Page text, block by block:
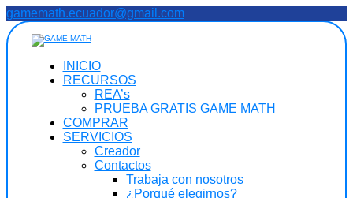
Saltar
al
contenido
gamemath.ecuador@gmail.com
INICIO
RECURSOS
REA’s
PRUEBA GRATIS GAME MATH
COMPRAR
SERVICIOS
Creador
Contactos
Trabaja con nosotros
¿Porqué elegirnos?